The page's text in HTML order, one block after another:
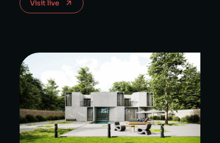
Visit live